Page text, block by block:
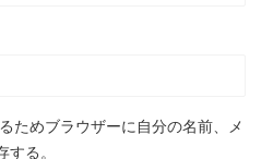
ためブラウザーに自分の名前、メ
る。